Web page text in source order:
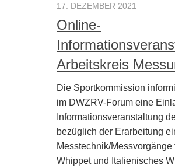
17. DEZEMBER 2021
Online-
Arbeitskreis
Die Sportkommission
im DWZRV-Forum eine
Informationsveranstaltung
bezüglich der Erarbeitung
Messtechnik/Messvorgänge
Whippet und Italienisches